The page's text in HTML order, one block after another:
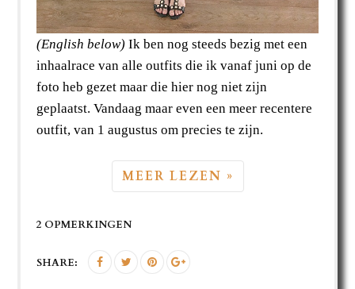
(English below)Ik ben nog steeds bezig met een
inhaalrace van alle outfits die ik vanaf juni op de
foto heb gezet maar die hier nog niet zijn
geplaatst. Vandaag maar even een meer recentere
outfit, van 1 augustus om precies te zijn.
MEER LEZEN »
2 OPMERKINGEN
SHARE: